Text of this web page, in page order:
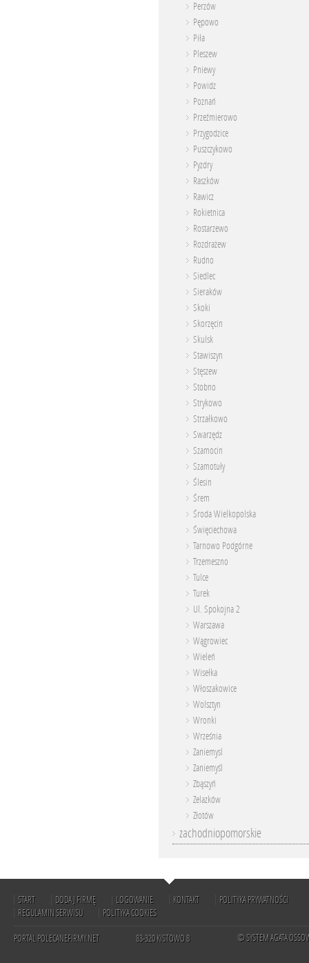
Perzów
Pępowo
Piła
Pleszew
Pniewy
Powidz
Poznań
Przeźmierowo
Przygodzice
Puszczykowo
Pyzdry
Raszków
Rawicz
Rokietnica
Rostarzewo
Rozdrażew
Rudno
Siedlec
Sieraków
Skoki
Skorzęcin
Skulsk
Stawiszyn
Stęszew
Stobno
Strykowo
Strzałkowo
Swarzędz
Szamocin
Szamotuły
Ślesin
Śrem
Środa Wielkopolska
Święciechowa
Tarnowo Podgórne
Trzemeszno
Tulce
Turek
Ul. Spokojna 2
Warszawa
Wągrowiec
Wieleń
Wisełka
Włoszakowice
Wolsztyn
Wronki
Września
Zaniemysl
Zaniemyśl
Zbąszyń
Zelazków
Złotów
zachodniopomorskie
START DODAJ FIRMĘ LOGOWANIE KONTAKT
POLITYKA PRYWATNOŚCI
REGULAMIN SERWISU
POLITYKA COOKIES
PORTAL POLECANEFIRMY.NET 83-320 KISTOWO 8 © SYSTEM AGATA